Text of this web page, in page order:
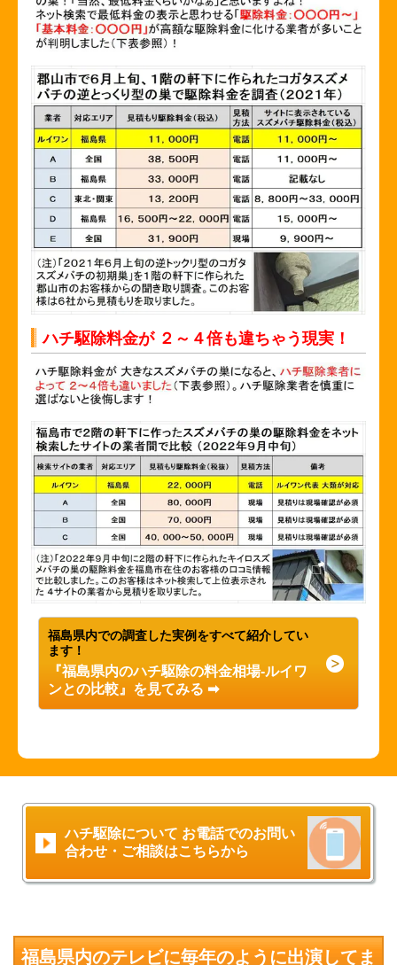
ハチ駆除料金が ２～４倍も違ちゃう現実！
福島県内での調査した実例をすべて紹介してい
ます！
『福島県内のハチ駆除の料金相場-ルイワ
ンとの比較』を見てみる ➡
ハチ駆除について お電話でのお問い
合わせ・ご相談はこちらから
福島県内のテレビに毎年のように出演してま